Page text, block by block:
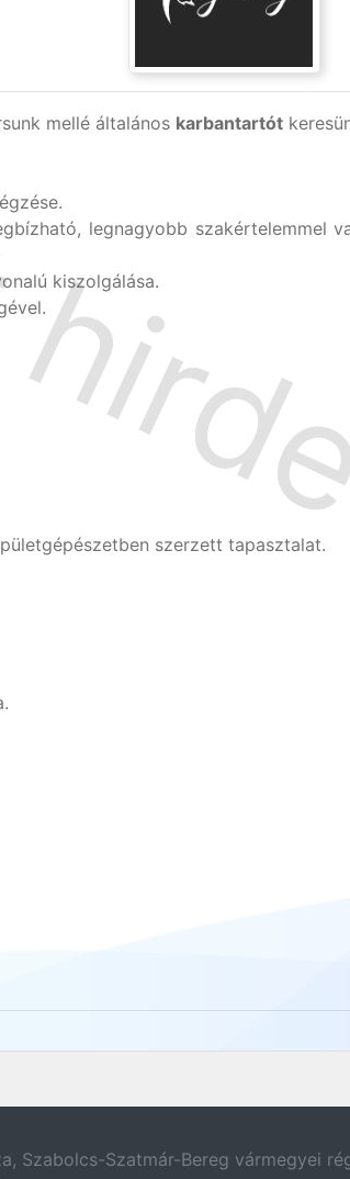
mellé általános karbantartót
legnagyobb szakértelemmel
kiszolgálása.
szerzett tapasztalat.
Szabolcs-Szatmár-Bereg vármegyei